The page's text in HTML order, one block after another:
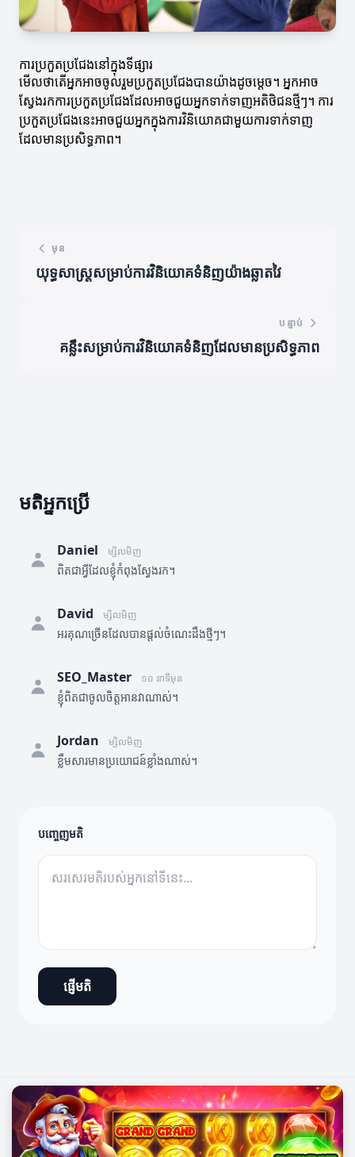
ការប្រកួតប្រជែងនៅក្នុងទីផ្សារ
មើលថាតើអ្នកអាចចូលរួមប្រកួតប្រជែងបានយ៉ាងដូចម្តេច។ អ្នកអាច
ស្វែងរកការប្រកួតប្រជែងដែលអាចជួយអ្នកទាក់ទាញអតិថិជនថ្មីៗ។ ការ
ប្រកួតប្រជែងនេះអាចជួយអ្នកក្នុងការវិនិយោគជាមួយការទាក់ទាញ
ដែលមានប្រសិទ្ធភាព។
មុន
យុទ្ធសាស្ត្រសម្រាប់ការវិនិយោគទំនិញយ៉ាងឆ្លាតវៃ
បន្ទាប់
គន្លឹះសម្រាប់ការវិនិយោគទំនិញដែលមានប្រសិទ្ធភាព
មតិអ្នកប្រើ
Daniel ម្សិលមិញ
ពិតជាអ្វីដែលខ្ញុំកំពុងស្វែងរក។
David ម្សិលមិញ
អរគុណច្រើនដែលបានផ្តល់ចំណេះដឹងថ្មីៗ។
SEO_Master ១០ នាទីមុន
ខ្ញុំពិតជាចូលចិត្តអានវាណាស់។
Jordan ម្សិលមិញ
ខ្លឹមសារមានប្រយោជន៍ខ្លាំងណាស់។
បញ្ចេញមតិ
ផ្ញើមតិ